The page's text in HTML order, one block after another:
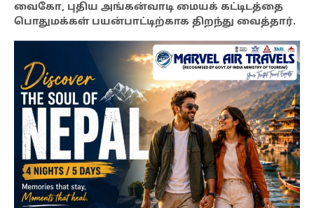
வைகோ, புதிய அங்கன்வாடி மையக் கட்டிடத்தை
பொதுமக்கள் பயன்பாட்டிற்காக திறந்து வைத்தார்.